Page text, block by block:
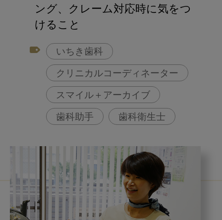
ング、クレーム対応時に気をつ
けること
いちき歯科
クリニカルコーディネーター
スマイル＋アーカイブ
歯科助手 歯科衛生士